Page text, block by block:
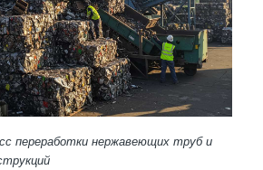
переработки нержавеющих труб и